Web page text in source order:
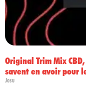
Original Trim Mix
savent en avoir pour
Josu